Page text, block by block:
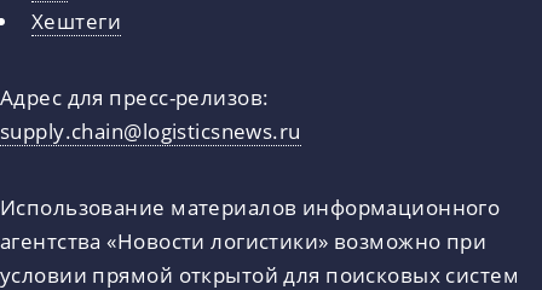
Хештеги
Адрес для пресс-релизов:
supply.chain@logisticsnews.ru
Использование материалов информационного
агентства «Новости логистики» возможно при
условии прямой открытой для поисковых систем